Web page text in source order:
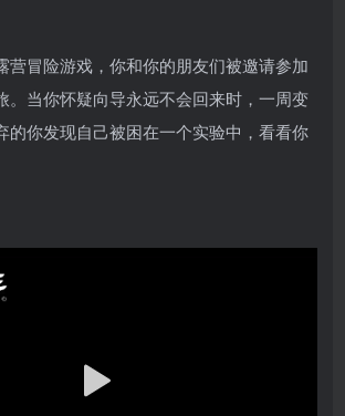
营冒险游戏，你和你的朋友们被邀请参加
。当你怀疑向导永远不会回来时，一周变
的你发现自己被困在一个实验中，看看你